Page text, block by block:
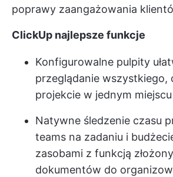
poprawy zaangażowania
ClickUp najlepsze funkcje
Konfigurowalne pulpity
przeglądanie wszystkiego,
projekcie w jednym miejscu
Natywne śledzenie czasu
teams na zadaniu i
zasobami z funkcją
dokumentów do